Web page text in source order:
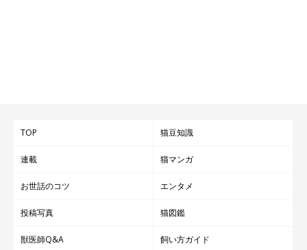
TOP 猫豆知識
連載 猫マンガ
お世話のコツ エンタメ
投稿写真 猫図鑑
獣医師Q&A 飼い方ガイド